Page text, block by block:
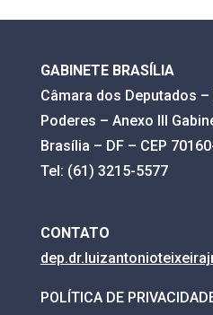
GABINETE BRASÍLIA
Câmara dos Deputados
Poderes – Anexo III
Brasília – DF – CEP
Tel: (61) 3215-5577
CONTATO
POLÍTICA DE